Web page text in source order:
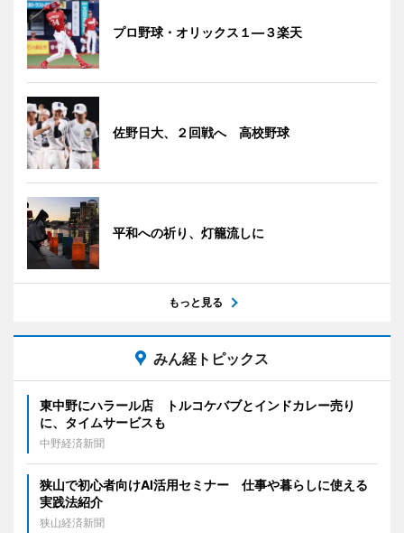
プロ野球・オリックス１―３楽天
佐野日大、２回戦へ 高校野球
平和への祈り、灯籠流しに
もっと見る
みん経トピックス
東中野にハラール店 トルコケバブとインドカレー売り
に、タイムサービスも
中野経済新聞
狭山で初心者向けAI活用セミナー 仕事や暮らしに使える
実践法紹介
狭山経済新聞